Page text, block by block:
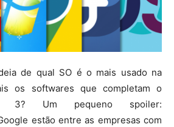
de qual SO é o mais usado na
os softwares que completam o
Um pequeno spoiler:
estão entre as empresas com